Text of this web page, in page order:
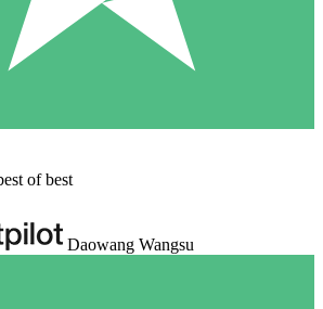
of best
Daowang Wangsu